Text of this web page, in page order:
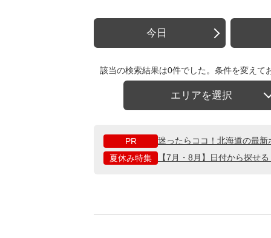
今日
該当の検索結果は0件でした。条件を変えて
エリアを選択
PR
迷ったらココ！北海道の最
夏休み特集
【7月・8月】日付から探せ